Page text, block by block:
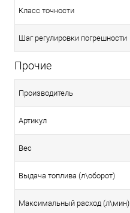
Класс точности
Шаг регулировки погрешности
Прочие
Производитель
Артикул
Вес
Выдача топлива (л\оборот)
Максимальный расход (л\мин)